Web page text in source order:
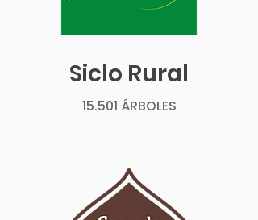
Siclo Rural
15.501 ÁRBOLES